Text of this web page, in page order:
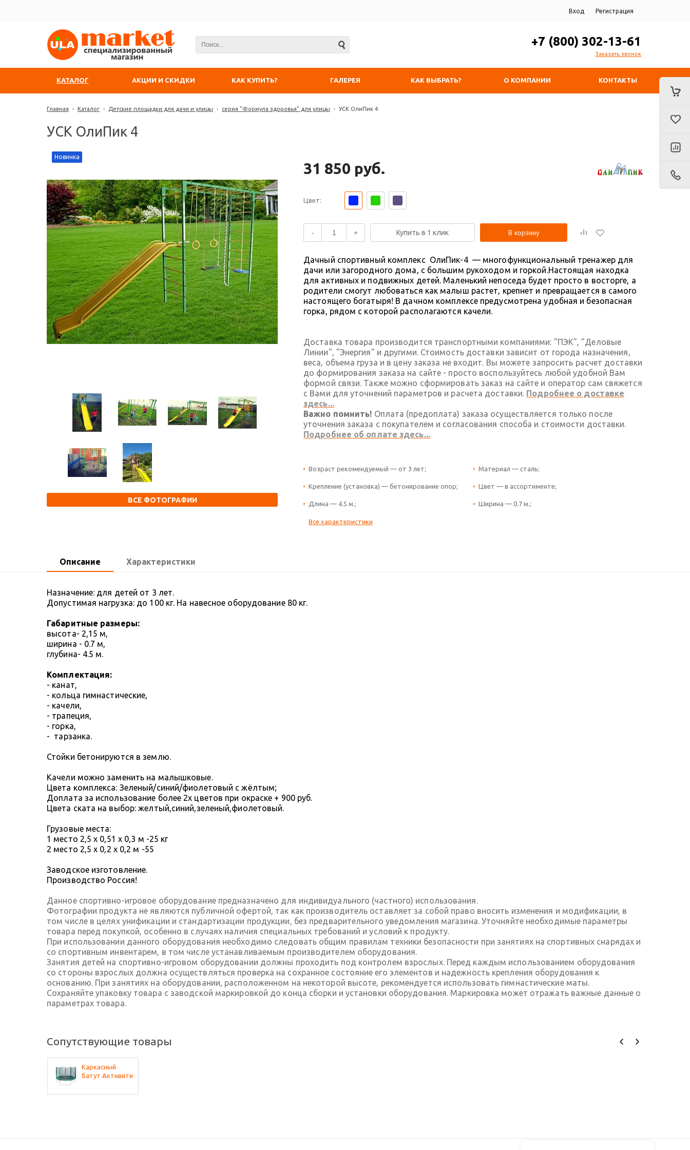
Вход Регистрация
+7 (800) 302-13-61
Заказать звонок
КАТАЛОГ АКЦИИ И СКИДКИ КАК КУПИТЬ? ГАЛЕРЕЯ КАК ВЫБРАТЬ? О КОМПАНИИ КОНТАКТЫ
Главная - Каталог - Детские площадки для дачи и улицы - серия "Формула здоровья" для улицы - УСК ОлиПик 4
УСК ОлиПик 4
Новинка
ВСЕ ФОТОГРАФИИ
31 850 руб.
Цвет:
- + Купить в 1 клик В корзину
Дачный спортивный комплекс ОлиПик-4 — многофункциональный тренажер для
дачи или загородного дома, с большим рукоходом и горкой.Настоящая находка
для активных и подвижных детей. Маленький непоседа будет просто в восторге, а
родители cмогут любоваться как малыш растет, крепнет и превращается в самого
настоящего богатыря! В дачном комплексе предусмотрена удобная и безопасная
горка, рядом с которой располагаются качели.
Доставка товара производится транспортными компаниями: "ПЭК", "Деловые
Линии", "Энергия" и другими. Стоимость доставки зависит от города назначения,
веса, объема груза и в цену заказа не входит. Вы можете запросить расчет доставки
до формирования заказа на сайте - просто воспользуйтесь любой удобной Вам
формой связи. Также можно сформировать заказ на сайте и оператор сам свяжется
с Вами для уточнений параметров и расчета доставки. Подробнее о доставке
здесь...
Важно помнить! Оплата (предоплата) заказа осуществляется только после
уточнения заказа с покупателем и согласования способа и стоимости доставки.
Подробнее об оплате здесь...
Возраст рекомендуемый — от 3 лет; Материал — сталь;
Крепление (установка) — бетонирование опор; Цвет — в ассортименте;
Длина — 4.5 м.; Ширина — 0.7 м.;
Все характеристики
Описание Характеристики
Назначение: для детей от 3 лет.
Допустимая нагрузка: до 100 кг. На навесное оборудование 80 кг.
Габаритные размеры:
высота- 2,15 м,
ширина - 0.7 м,
глубина- 4.5 м.
Комплектация:
- канат,
- кольца гимнастические,
- качели,
- трапеция,
- горка,
- тарзанка.
Стойки бетонируются в землю.
Качели можно заменить на малышковые.
Цвета комплекса: Зеленый/синий/фиолетовый с жёлтым;
Доплата за использование более 2х цветов при окраске + 900 руб.
Цвета ската на выбор: желтый,синий,зеленый,фиолетовый.
Грузовые места:
1 место 2,5 х 0,51 х 0,3 м -25 кг
2 место 2,5 х 0,2 х 0,2 м -55
Заводское изготовление.
Производство Россия!
Данное спортивно-игровое оборудование предназначено для индивидуального (частного) использования.
Фотографии продукта не являются публичной офертой, так как производитель оставляет за собой право вносить изменения и модификации, в
том числе в целях унификации и стандартизации продукции, без предварительного уведомления магазина. Уточняйте необходимые параметры
товара перед покупкой, особенно в случаях наличия специальных требований и условий к продукту.
При использовании данного оборудования необходимо следовать общим правилам техники безопасности при занятиях на спортивных снарядах и
со спортивным инвентарем, в том числе устанавливаемым производителем оборудования.
Занятия детей на спортивно-игровом оборудовании должны проходить под контролем взрослых. Перед каждым использованием оборудования
со стороны взрослых должна осуществляться проверка на сохранное состояние его элементов и надежность крепления оборудования к
основанию. При занятиях на оборудовании, расположенном на некоторой высоте, рекомендуется использовать гимнастические маты.
Сохраняйте упаковку товара с заводской маркировкой до конца сборки и установки оборудования. Маркировка может отражать важные данные о
параметрах товара.
Сопутствующие товары
Каркасный
батут Активити